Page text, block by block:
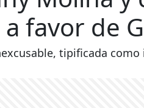
favor de
tipificada